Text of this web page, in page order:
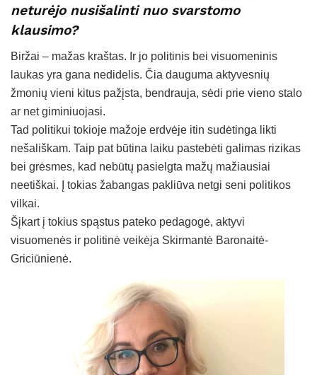
neturėjo nusišalinti nuo svarstomo
klausimo?
Biržai – mažas kraštas. Ir jo politinis bei visuomeninis
laukas yra gana nedidelis. Čia dauguma aktyvesnių
žmonių vieni kitus pažįsta, bendrauja, sėdi prie vieno stalo
ar net giminiuojasi.
Tad politikui tokioje mažoje erdvėje itin sudėtinga likti
nešališkam. Taip pat būtina laiku pastebėti galimas rizikas
bei grėsmes, kad nebūtų pasielgta mažų mažiausiai
neetiškai. Į tokias žabangas pakliūva netgi seni politikos
vilkai.
Šįkart į tokius spąstus pateko pedagogė, aktyvi
visuomenės ir politinė veikėja Skirmantė Baronaitė-
Griciūnienė.